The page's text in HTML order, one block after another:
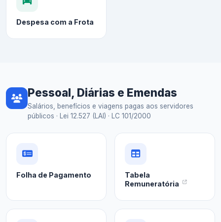
Despesa com a Frota
Pessoal, Diárias e Emendas
Salários, benefícios e viagens pagas aos servidores
públicos · Lei 12.527 (LAI) · LC 101/2000
Folha de Pagamento
Tabela
Remuneratória